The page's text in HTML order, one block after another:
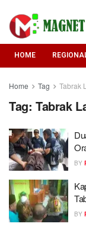
HOME
Home Tag Tabrak
Tag: Tabrak
BY
BY